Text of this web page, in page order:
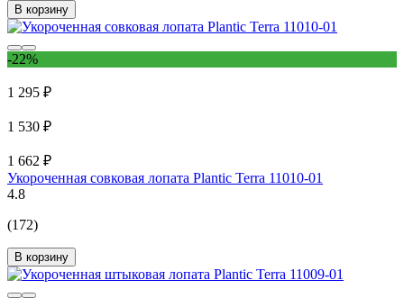
В корзину
-22%
1 295 ₽
1 530 ₽
1 662 ₽
Укороченная совковая лопата Plantic Terra 11010-01
4.8
(172)
В корзину